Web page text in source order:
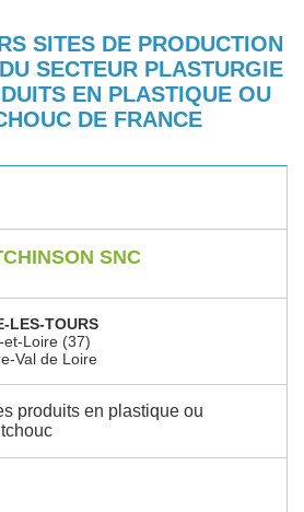
SITES DE PRODUCTION
SECTEUR PLASTURGIE
EN PLASTIQUE OU
DE FRANCE
SNC
LES-TOURS
et-Loire (37)
Val de Loire
produits en plastique ou